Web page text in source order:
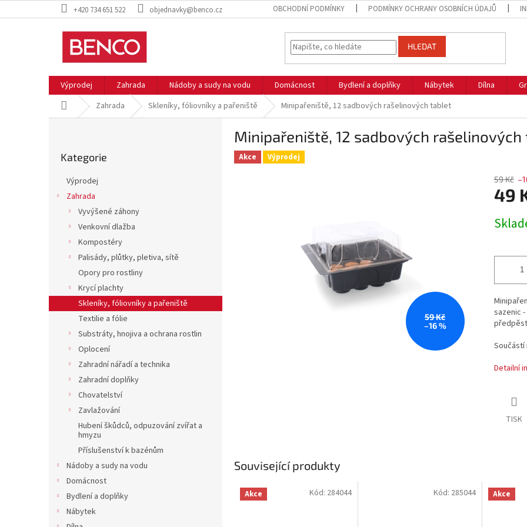
na
+420 734 651 522 objednavky@benco.cz OBCHODNÍ PODMÍNKY PODMÍNKY OCHRANY OSOBNÍCH ÚDAJŮ
HLEDAT
Výprodej Zahrada Nádoby a sudy na vodu Domácnost Bydlení a doplňky Nábytek Dílna
Domů Zahrada Skleníky, fóliovníky a pařeniště Minipařeniště, 12 sadbových rašelinových tablet
l
kategorie
Kategorie
Výprodej
Zahrada
Vyvýšené záhony
Venkovní dlažba
Kompostéry
Palisády, plůtky, pletiva, sítě
Opory pro rostliny
Krycí plachty
Skleníky, fóliovníky a pařeniště
Textilie a fólie
Substráty, hnojiva a ochrana rostlin
Oplocení
Zahradní nářadí a technika
Zahradní doplňky
Chovatelství
Zavlažování
Hubení škůdců, odpuzování zvířat a
hmyzu
Příslušenství k bazénům
Nádoby a sudy na vodu
Domácnost
Bydlení a doplňky
Nábytek
Minipařeniště, 12 sadbových
Akce Výprodej
59 Kč
–16 %
59 Kč
49
cena:
sazenic
Detailní
TISK
Související produkty
Akce Kód: 284044 Kód: 285044 Akce